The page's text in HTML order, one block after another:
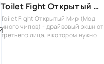
Toilet Fight Открытый Мир (Мод: много чипов, денег, все открыто, бессмертие, урон, 50+ читов)
Toilet Fight Открытый Мир (Мод
много чипов) - драйвовый экшн от
третьего лица, в котором нужно